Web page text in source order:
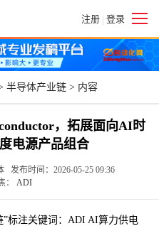
注册 | 登录
半导体产业链 > 内容
，拓展面向AI时
电源产品组合
发布时间：2026-05-25 09:36
：
ADI
注关键词：ADI AI算力供电